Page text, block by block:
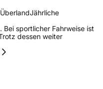
ÜberlandJährliche
sportlicher Fahrweise ist
dessen weiter